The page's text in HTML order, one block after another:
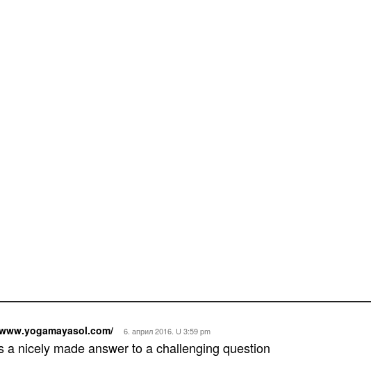
6. април 2016. U 3:59 pm
a nicely made answer to a challenging question